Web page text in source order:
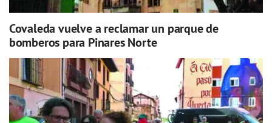
Covaleda vuelve a reclamar un parque de
bomberos para Pinares Norte